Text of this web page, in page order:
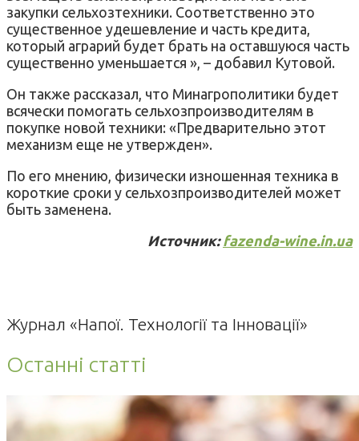
закупки сельхозтехники. Соответственно это
существенное удешевление и часть кредита,
который аграрий будет брать на оставшуюся часть
существенно уменьшается », – добавил Кутовой.
Он также рассказал, что Минагрополитики будет
всячески помогать сельхозпроизводителям в
покупке новой техники: «Предварительно этот
механизм еще не утвержден».
По его мнению, физически изношенная техника в
короткие сроки у сельхозпроизводителей может
быть заменена.
Источник: fazenda-wine.in.ua
Журнал «Напої. Технології та Інновації»
Останні статті